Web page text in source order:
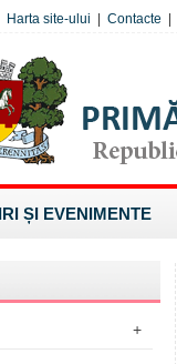
Harta site-ului Contacte
ȘI EVENIMENTE
+